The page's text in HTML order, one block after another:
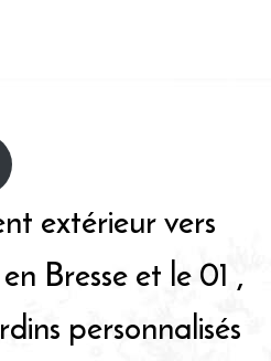
extérieur vers
Bresse et le 01 ,
personnalisés